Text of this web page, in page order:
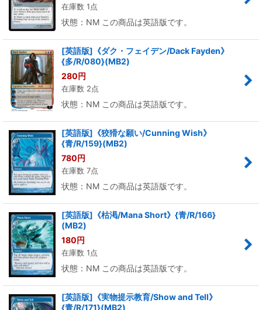
在庫数 1点
状態：NM この商品は英語版です。
[英語版]《ダク・フェイデン/Dack Fayden》
{多/R/080}(MB2)
280円
在庫数 2点
状態：NM この商品は英語版です。
[英語版]《狡猾な願い/Cunning Wish》
{青/R/159}(MB2)
780円
在庫数 7点
状態：NM この商品は英語版です。
[英語版]《枯渇/Mana Short》{青/R/166}
(MB2)
180円
在庫数 1点
状態：NM この商品は英語版です。
[英語版]《実物提示教育/Show and Tell》
{青/R/171}(MB2)